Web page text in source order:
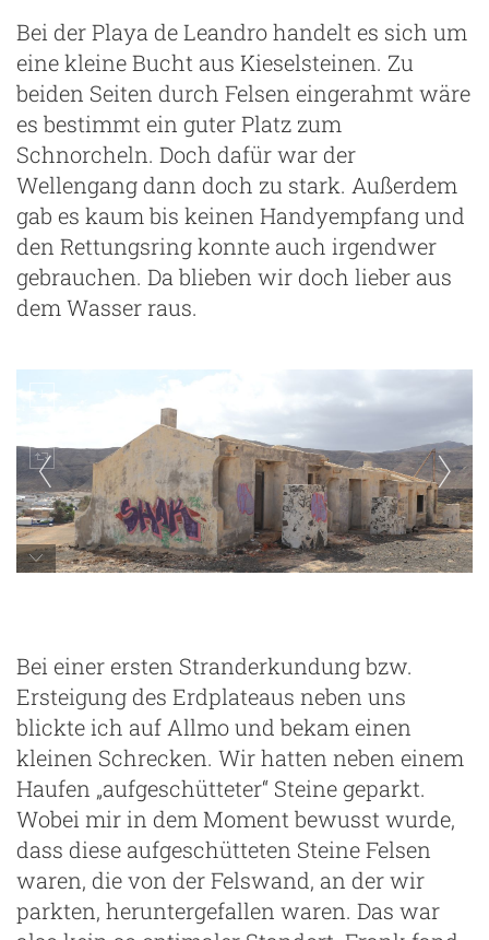
Bei der Playa de Leandro handelt es sich um
eine kleine Bucht aus Kieselsteinen. Zu
beiden Seiten durch Felsen eingerahmt wäre
es bestimmt ein guter Platz zum
Schnorcheln. Doch dafür war der
Wellengang dann doch zu stark. Außerdem
gab es kaum bis keinen Handyempfang und
den Rettungsring konnte auch irgendwer
gebrauchen. Da blieben wir doch lieber aus
dem Wasser raus.
Bei einer ersten Stranderkundung bzw.
Ersteigung des Erdplateaus neben uns
blickte ich auf Allmo und bekam einen
kleinen Schrecken. Wir hatten neben einem
Haufen „aufgeschütteter“ Steine geparkt.
Wobei mir in dem Moment bewusst wurde,
dass diese aufgeschütteten Steine Felsen
waren, die von der Felswand, an der wir
parkten, heruntergefallen waren. Das war